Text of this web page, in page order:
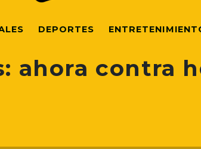
DEPORTES
ahora contra